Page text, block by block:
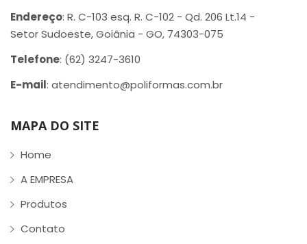
Endereço: R. C-103 esq. R. C-102 - Qd. 206 Lt.14 -
Setor Sudoeste, Goiânia - GO, 74303-075
Telefone: (62) 3247-3610
E-mail: atendimento@poliformas.com.br
MAPA DO SITE
Home
A EMPRESA
Produtos
Contato